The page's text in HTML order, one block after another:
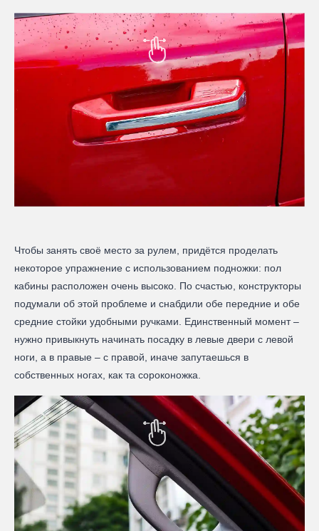
Чтобы занять своё место за рулем, придётся проделать
некоторое упражнение с использованием подножки: пол
кабины расположен очень высоко. По счастью, конструкторы
подумали об этой проблеме и снабдили обе передние и обе
средние стойки удобными ручками. Единственный момент –
нужно привыкнуть начинать посадку в левые двери с левой
ноги, а в правые – с правой, иначе запутаешься в
собственных ногах, как та сороконожка.